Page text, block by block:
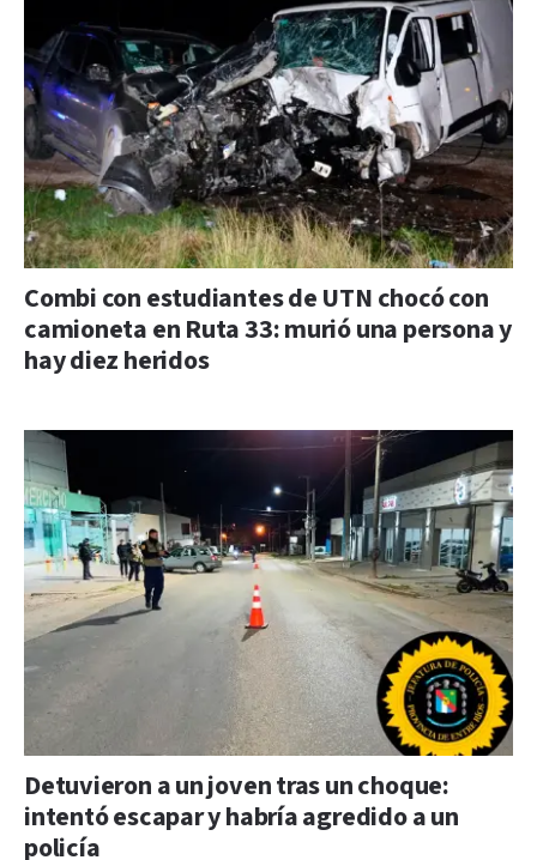
Combi con estudiantes de UTN chocó con
camioneta en Ruta 33: murió una persona y
hay diez heridos
Detuvieron a un joven tras un choque:
intentó escapar y habría agredido a un
policía